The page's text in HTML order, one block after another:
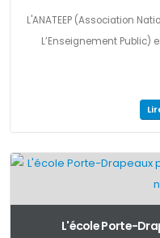
L'ANATEEP (Association
L’Enseignement Public)
L'école Porte-